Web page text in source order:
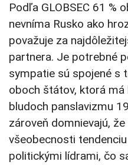
Podľa GLOBSEC 61 %
nevníma Rusko ako
považuje za
partnera. Je potrebné
sympatie sú spojené s
oboch štátov, ktorá má
bludoch panslavizmu
zároveň domnievajú,
všeobecnosti
politickými lídrami, čo